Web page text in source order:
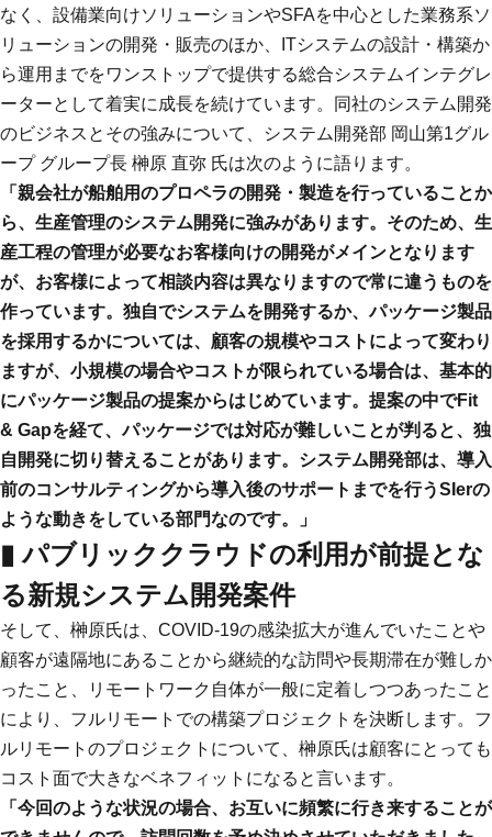
なく、設備業向けソリューションやSFAを中心とした業務系ソ
リューションの開発・販売のほか、ITシステムの設計・構築か
ら運用までをワンストップで提供する総合システムインテグレ
ーターとして着実に成長を続けています。同社のシステム開発
のビジネスとその強みについて、システム開発部 岡山第1グル
ープ グループ長 榊原 直弥 氏は次のように語ります。
「親会社が船舶用のプロペラの開発・製造を行っていることか
ら、生産管理のシステム開発に強みがあります。そのため、生
産工程の管理が必要なお客様向けの開発がメインとなります
が、お客様によって相談内容は異なりますので常に違うものを
作っています。独自でシステムを開発するか、パッケージ製品
を採用するかについては、顧客の規模やコストによって変わり
ますが、小規模の場合やコストが限られている場合は、基本的
にパッケージ製品の提案からはじめています。提案の中でFit
& Gapを経て、パッケージでは対応が難しいことが判ると、独
自開発に切り替えることがあります。システム開発部は、導入
前のコンサルティングから導入後のサポートまでを行うSIerの
ような動きをしている部門なのです。」
▮ パブリッククラウドの利用が前提とな
る新規システム開発案件
そして、榊原氏は、COVID-19の感染拡大が進んでいたことや
顧客が遠隔地にあることから継続的な訪問や長期滞在が難しか
ったこと、リモートワーク自体が一般に定着しつつあったこと
により、フルリモートでの構築プロジェクトを決断します。フ
ルリモートのプロジェクトについて、榊原氏は顧客にとっても
コスト面で大きなベネフィットになると言います。
「今回のような状況の場合、お互いに頻繁に行き来することが